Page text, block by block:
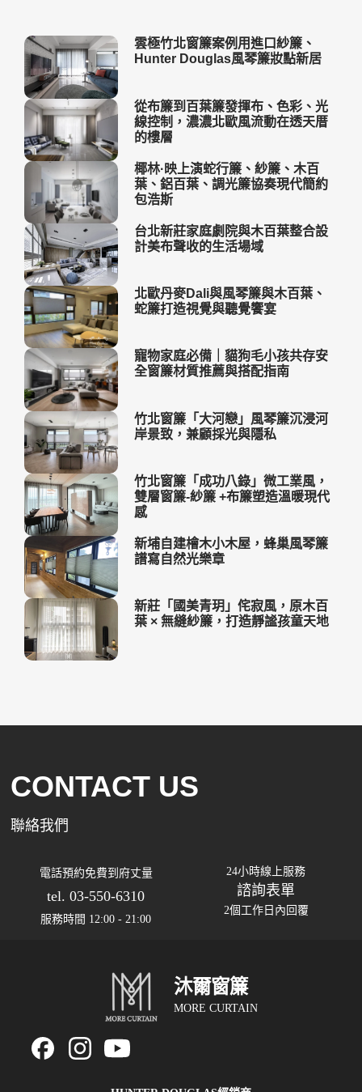
雲極竹北窗簾案例用進口紗簾、
Hunter Douglas風琴簾妝點新居
從布簾到百葉簾發揮布、色彩、光
線控制，濃濃北歐風流動在透天厝
的樓層
椰林·映上演蛇行簾、紗簾、木百
葉、鋁百葉、調光簾協奏現代簡約
包浩斯
台北新莊家庭劇院與木百葉整合設
計美布聲收的生活場域
北歐丹麥Dali與風琴簾與木百葉、
蛇簾打造視覺與聽覺饗宴
寵物家庭必備｜貓狗毛小孩共存安
全窗簾材質推薦與搭配指南
竹北窗簾「大河戀」風琴簾沉浸河
岸景致，兼顧採光與隱私
竹北窗簾「成功八錄」微工業風，
雙層窗簾-紗簾 +布簾塑造溫暖現代
感
新埔自建檜木小木屋，蜂巢風琴簾
譜寫自然光樂章
新莊「國美青玥」侘寂風，原木百
葉 × 無縫紗簾，打造靜謐孩童天地
CONTACT US
聯絡我們
電話預約免費到府丈量
tel. 03-550-6310
服務時間 12:00 - 21:00
24小時線上服務
諮詢表單
2個工作日內回覆
沐爾窗簾
MORE CURTAIN